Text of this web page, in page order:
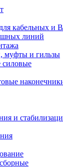
кабельных
линий
муфты и гильзы
силовые
и